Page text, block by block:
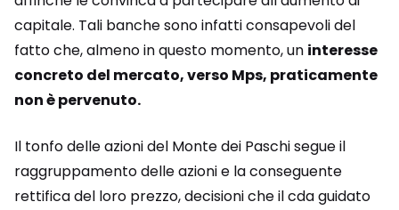
capitale. Tali banche sono infatti consapevoli del
fatto che, almeno in questo momento, un interesse
concreto del mercato, verso Mps, praticamente
non è pervenuto.
Il tonfo delle azioni del Monte dei Paschi segue il
raggruppamento delle azioni e la conseguente
rettifica del loro prezzo, decisioni che il cda guidato